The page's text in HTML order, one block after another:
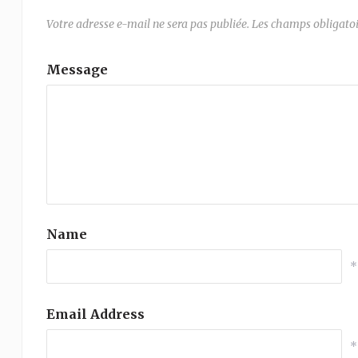
Votre adresse e-mail ne sera pas publiée. Les champs
Message
Name
*
Email Address
*